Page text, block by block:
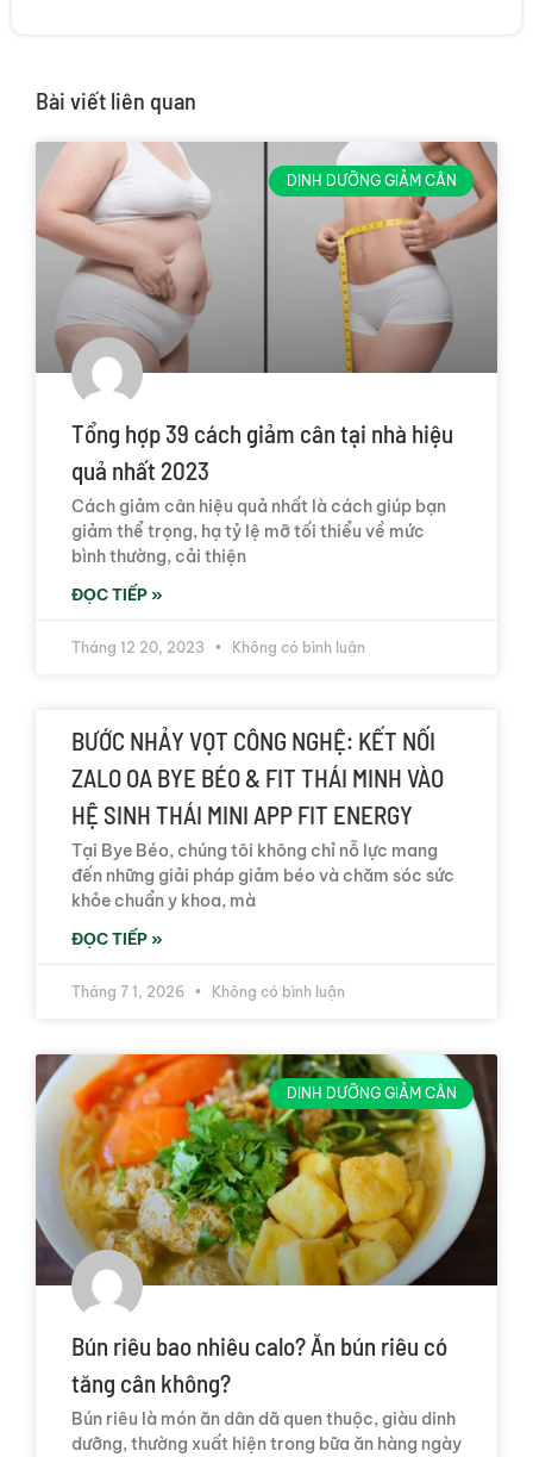
Bài viết liên quan
DINH DƯỠNG GIẢM CÂN
Tổng hợp 39 cách giảm cân tại nhà hiệu
quả nhất 2023
Cách giảm cân hiệu quả nhất là cách giúp bạn
giảm thể trọng, hạ tỷ lệ mỡ tối thiểu về mức
bình thường, cải thiện
ĐỌC TIẾP »
Tháng 12 20, 2023 Không có bình luận
BƯỚC NHẢY VỌT CÔNG NGHỆ: KẾT NỐI
ZALO OA BYE BÉO & FIT THÁI MINH VÀO
HỆ SINH THÁI MINI APP FIT ENERGY
Tại Bye Béo, chúng tôi không chỉ nỗ lực mang
đến những giải pháp giảm béo và chăm sóc sức
khỏe chuẩn y khoa, mà
ĐỌC TIẾP »
Tháng 7 1, 2026 Không có bình luận
DINH DƯỠNG GIẢM CÂN
Bún riêu bao nhiêu calo? Ăn bún riêu có
tăng cân không?
Bún riêu là món ăn dân dã quen thuộc, giàu dinh
dưỡng, thường xuất hiện trong bữa ăn hàng ngày